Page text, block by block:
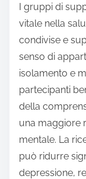
I gruppi di
vitale nella
condivise e
senso di
isolamento e
partecipanti
della
una maggiore
mentale. La
può ridurre
depressione,